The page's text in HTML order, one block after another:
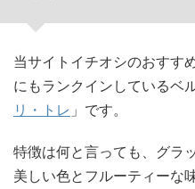
当サイトイチオシのおすす
にもランクインしているベ
リ・トレ 」です。
特徴は何と言っても、グラ
美しい色とフルーティーな